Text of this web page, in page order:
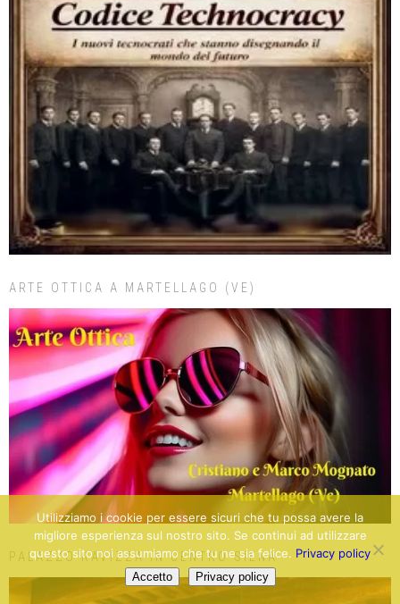
ARTE OTTICA A MARTELLAGO (VE)
PALAZZO RAVIZZA IN CENTRO SIENA
Utilizziamo i cookie per essere sicuri che tu possa avere la
migliore esperienza sul nostro sito. Se continui ad utilizzare
questo sito noi assumiamo che tu ne sia felice. Privacy policy
Accetto Privacy policy